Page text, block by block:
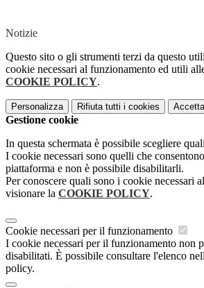
Notizie
Questo sito o gli strumenti terzi da questo
cookie necessari al funzionamento ed utili
COOKIE POLICY.
Personalizza Rifiuta tutti i cookies
Gestione cookie
In questa schermata è possibile scegliere
I cookie necessari sono quelli che
piattaforma e non è possibile disabilitarli.
Per conoscere quali sono i cookie necessari
visionare la COOKIE POLICY.
Cookie necessari per il funzionamento
I cookie necessari per il funzionamento non
disabilitati. È possibile consultare l'elenco
policy.